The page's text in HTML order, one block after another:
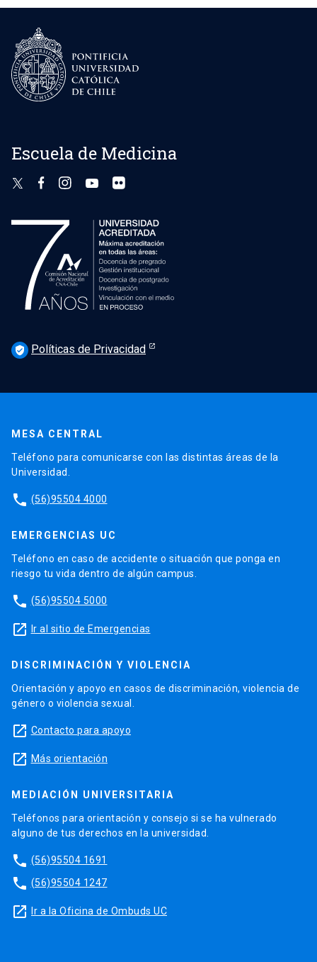
Escuela de Medicina
verified_user Políticas de Privacidad
MESA CENTRAL
Teléfono para comunicarse con las distintas áreas de la
Universidad.
phone (56)95504 4000
EMERGENCIAS UC
Teléfono en caso de accidente o situación que ponga en
riesgo tu vida dentro de algún campus.
phone (56)95504 5000
launch Ir al sitio de Emergencias
DISCRIMINACIÓN Y VIOLENCIA
Orientación y apoyo en casos de discriminación, violencia de
género o violencia sexual.
launch Contacto para apoyo
launch Más orientación
MEDIACIÓN UNIVERSITARIA
Teléfonos para orientación y consejo si se ha vulnerado
alguno de tus derechos en la universidad.
phone (56)95504 1691
phone (56)95504 1247
launch Ir a la Oficina de Ombuds UC